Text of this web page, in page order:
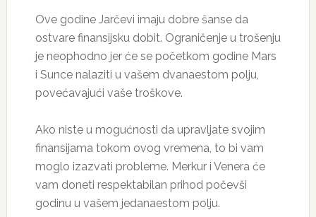
Ove godine Jarčevi imaju dobre šanse da
ostvare finansijsku dobit. Ograničenje u trošenju
je neophodno jer će se početkom godine Mars
i Sunce nalaziti u vašem dvanaestom polju,
povećavajući vaše troškove.
Ako niste u mogućnosti da upravljate svojim
finansijama tokom ovog vremena, to bi vam
moglo izazvati probleme. Merkur i Venera će
vam doneti respektabilan prihod počevši
godinu u vašem jedanaestom polju.